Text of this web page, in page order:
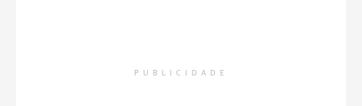
PUBLICIDADE